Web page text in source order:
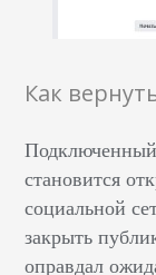
Как
становится
социальной
закрыть
оправдал